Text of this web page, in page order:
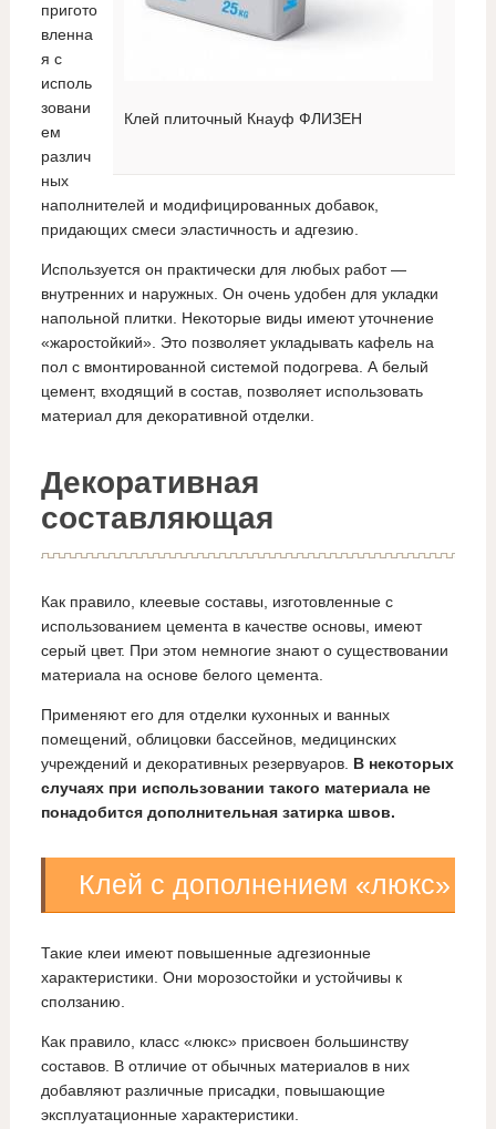
Клей плиточный Кнауф ФЛИЗЕН
пригото
вленна
я с
исполь
зовани
ем
различ
ных
наполнителей и модифицированных добавок,
придающих смеси эластичность и адгезию.
Используется он практически для любых работ —
внутренних и наружных. Он очень удобен для укладки
напольной плитки. Некоторые виды имеют уточнение
«жаростойкий». Это позволяет укладывать кафель на
пол с вмонтированной системой подогрева. А белый
цемент, входящий в состав, позволяет использовать
материал для декоративной отделки.
Декоративная
составляющая
Как правило, клеевые составы, изготовленные с
использованием цемента в качестве основы, имеют
серый цвет. При этом немногие знают о существовании
материала на основе белого цемента.
Применяют его для отделки кухонных и ванных
помещений, облицовки бассейнов, медицинских
учреждений и декоративных резервуаров. В некоторых
случаях при использовании такого материала не
понадобится дополнительная затирка швов.
Клей с дополнением «люкс»
Такие клеи имеют повышенные адгезионные
характеристики. Они морозостойки и устойчивы к
сползанию.
Как правило, класс «люкс» присвоен большинству
составов. В отличие от обычных материалов в них
добавляют различные присадки, повышающие
эксплуатационные характеристики.